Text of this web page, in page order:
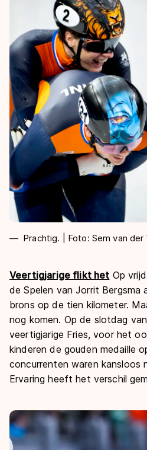
Prachtig. | Foto: Sem van der
Veertigjarige flikt het Op
de Spelen van Jorrit Bergsma
brons op de tien kilometer.
nog komen. Op de slotdag
veertigjarige Fries, voor het
kinderen de gouden medaille
concurrenten waren kansloos
Ervaring heeft het verschil